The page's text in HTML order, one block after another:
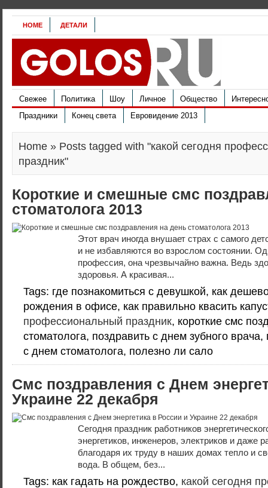
HOME ДЕТАЛИ
Свежее Политика Шоу Личное Общество
Праздники
Конец света Евровидение 2013
Home » Posts tagged with "какой сегодня
праздник"
Короткие и смешные смс
стоматолога 2013
Этот врач иногда внушает страх с самого
и не избавляются во взрослом состоянии.
профессия, она чрезвычайно важна. Ведь
здоровья. А красивая...
Tags: где познакомиться с девушкой, как
рождения в офисе, как правильно квасить
профессиональный праздник, короткие смс
стоматолога, поздравить с днем зубного
с днем стоматолога, полезно ли сало
Смс поздравления с Днем
Украине 22 декабря
Сегодня праздник работников
энергетиков, инженеров, электриков и даже
благодаря их труду в наших домах тепло и
вода. В общем, без...
Tags: как гадать на рождество, какой сегодня